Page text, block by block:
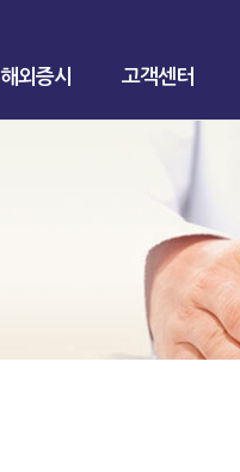
해외증시 고객센터